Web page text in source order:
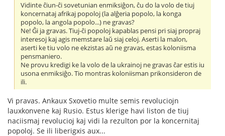
Vidinte ĉiun-ĉi sovetunian enmiksiĝon, ĉu do la volo de tiuj
koncernataj afrikaj popoloj (la alĝeria popolo, la konga
popolo, la angola popolo...) ne gravas?
Ne! Ĝi ja gravas. Tiuj-ĉi popoloj kapablas pensi pri siaj propraj
interesoj kaj agis memstare laŭ siaj celoj. Aserti la malon,
aserti ke tiu volo ne ekzistas aŭ ne gravas, estas koloniisma
pensmaniero.
Ne provu kredigi ke la volo de la ukrainoj ne gravas ĉar estis iu
usona enmiksiĝo. Tio montras koloniisman prikonsideron de
ili.
Vi pravas. Ankaux Sxovetio multe semis revoluciojn
lauxkonvene kaj Rusio. Estus klerige havi liston de tiuj
naciismaj revolucioj kaj vidi la rezulton por la koncernitaj
popoloj. Se ili liberigxis aux...